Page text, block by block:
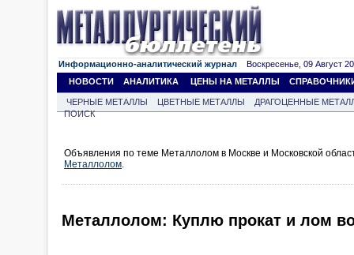
Информационно-аналитический журнал Воскресенье, 09 Август
НОВОСТИ
АНАЛИТИКА ЦЕНЫ НА МЕТАЛЛЫ
ЧЕРНЫЕ МЕТАЛЛЫ ЦВЕТНЫЕ МЕТАЛЛЫ
ДРАГОЦЕННЫЕ
ПОИСК
Объявления по теме Металлолом в Москве и Московской
Металлолом.
Металлолом: Куплю прокат и лом